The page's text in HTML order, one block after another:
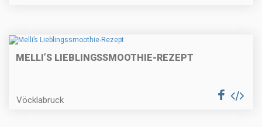
MELLI’S LIEBLINGSSMOOTHIE-REZEPT
Vöcklabruck